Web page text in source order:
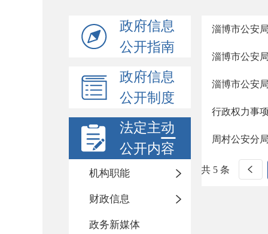
政府信息
公开指南
政府信息
公开制度
法定主动
公开内容
机构职能
财政信息
政务新媒体
淄博市公安
淄博市公安
淄博市公安
行政权力事
周村公安分
共 5 条